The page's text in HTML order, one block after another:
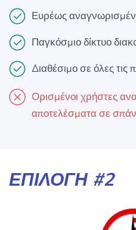
Ευρέως
Παγκόσμιο δίκτυο
Διαθέσιμο σε όλες τις
Ορισμένοι χρήστες
αποτελέσματα σε
ΕΠΙΛΟΓΉ #2